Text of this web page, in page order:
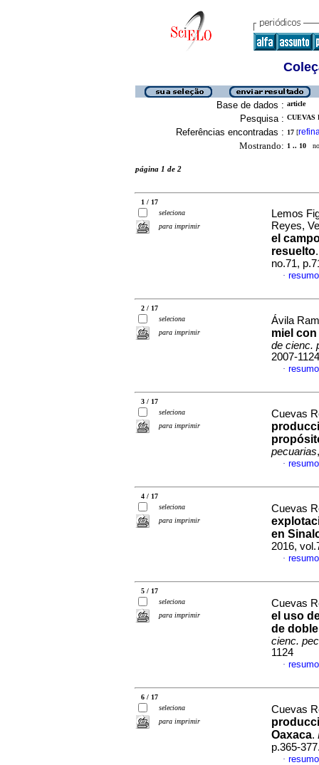
Base de dados : article
Pesquisa : CUEVAS
Referências encontradas : 17 [
Mostrando: 1 .. 10
página 1 de 2
1 / 17
seleciona
para imprimir
Lemos
Reyes,
el
resuelto
no.71,
·
2 / 17
seleciona
para imprimir
Ávila
miel
de cienc.
2007-1124
·
3 / 17
seleciona
para imprimir
Cuevas
pecuarias
·
4 / 17
seleciona
para imprimir
Cuevas
en
2016,
·
5 / 17
seleciona
para imprimir
Cuevas
el uso
de
cienc.
1124
·
6 / 17
seleciona
para imprimir
Cuevas
Oaxaca.
p.365-
·